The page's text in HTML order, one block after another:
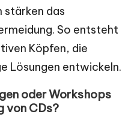
stärken das
So entsteht
Köpfen, die
Lösungen entwickeln.
oder Workshops
von CDs?